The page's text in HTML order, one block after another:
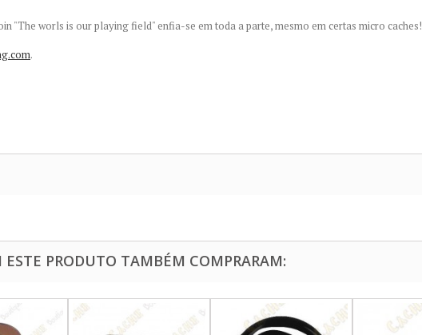
"The worls is our playing field" enfia-se em toda a parte, mesmo em certas micro caches!
.
PRODUTO TAMBÉM COMPRARAM: